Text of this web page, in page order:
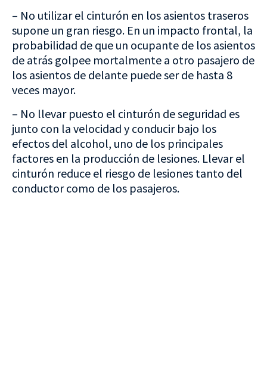
– No utilizar el cinturón en los asientos traseros
supone un gran riesgo. En un impacto frontal, la
probabilidad de que un ocupante de los asientos
de atrás golpee mortalmente a otro pasajero de
los asientos de delante puede ser de hasta 8
veces mayor.
– No llevar puesto el cinturón de seguridad es
junto con la velocidad y conducir bajo los
efectos del alcohol, uno de los principales
factores en la producción de lesiones. Llevar el
cinturón reduce el riesgo de lesiones tanto del
conductor como de los pasajeros.